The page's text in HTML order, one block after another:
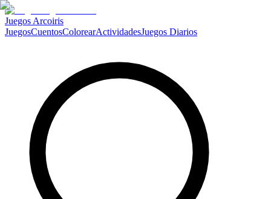
Juegos Arcoiris
JuegosCuentosColorearActividadesJuegos Diarios